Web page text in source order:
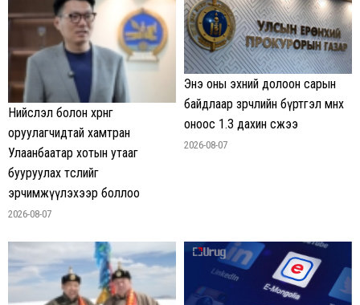
Нийслэл болон хөрөнгө
оруулагчидтай хамтран
Улаанбаатар хотын утааг
бууруулах төслийг
эрчимжүүлэхээр боллоо
2026-08-07
Энэ оны эхний долоон сарын
байдлаар зөрчлийн бүртгэл өмнөх
оноос 1.3 дахин өсжээ
2026-08-07